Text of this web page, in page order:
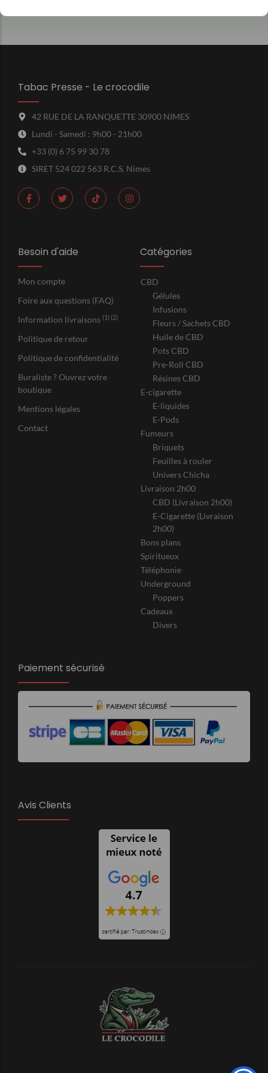
Tabac Presse - Le crocodile
42 RUE DE LA RANQUETTE 30900 NIMES
Lundi - Samedi : 9h00 - 21h00
+33 (0) 6 75 99 30 78
SIRET 524 022 563 R.C.S. Nimes
Besoin d'aide
Mon compte
Foire aux questions (FAQ)
Information livraisons (1) (2)
Politique de retour
Politique de confidentialité
Buraliste ? Ouvrez votre
boutique
Mentions légales
Contact
Catégories
CBD
Gélules
Infusions
Fleurs / Sachets CBD
Huile de CBD
Pots CBD
Pre-Roll CBD
Résines CBD
E-cigarette
E-liquides
E-Pods
Fumeurs
Briquets
Feuilles à rouler
Univers Chicha
Livraison 2h00
CBD (Livraison 2h00)
E-Cigarette (Livraison
2h00)
Bons plans
Spiritueux
Téléphonie
Underground
Poppers
Cadeaux
Divers
Paiement sécurisé
Avis Clients